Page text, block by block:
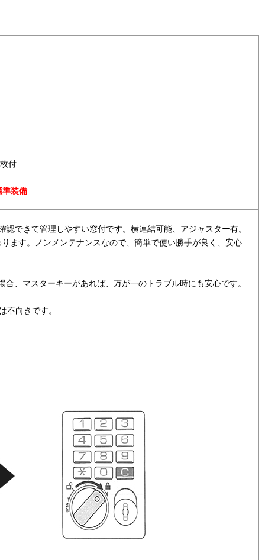
付
装備
できて管理しやすい窓付です。横連結可能、アジャスター有。
ます。ノンメンテナンスなので、簡単で使い勝手が良く、安心
、マスターキーがあれば、万が一のトラブル時にも安心です。
向きです。